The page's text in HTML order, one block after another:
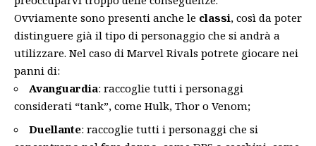
Ovviamente sono presenti anche le classi, così da poter
distinguere già il tipo di personaggio che si andrà a
utilizzare. Nel caso di Marvel Rivals potrete giocare nei
panni di:
Avanguardia: raccoglie tutti i personaggi
considerati “tank”, come Hulk, Thor o Venom;
Duellante: raccoglie tutti i personaggi che si